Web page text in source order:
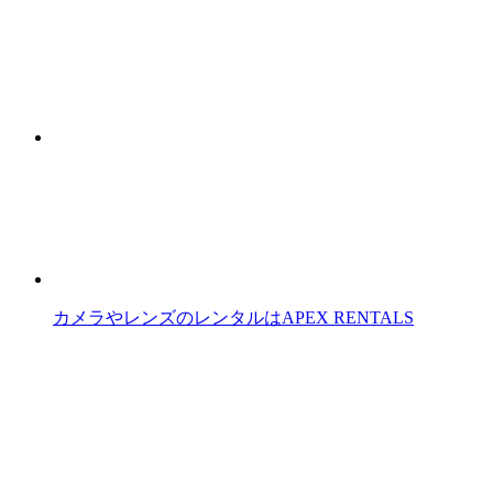
カメラやレンズのレンタルはAPEX RENTALS